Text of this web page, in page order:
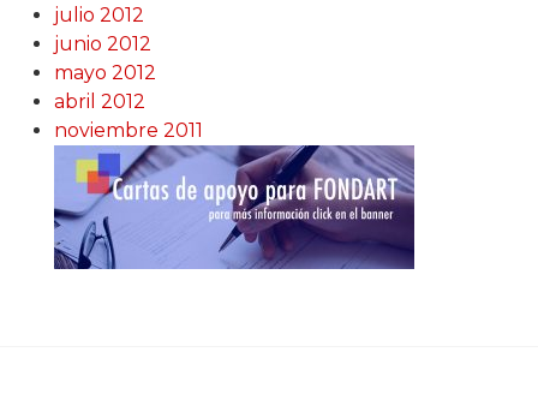
julio 2012
junio 2012
mayo 2012
abril 2012
noviembre 2011